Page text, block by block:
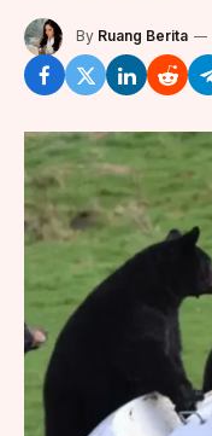
By Ruang Berita